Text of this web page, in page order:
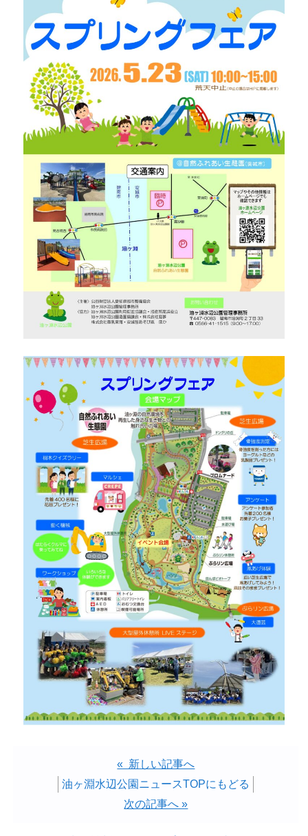
« 新しい記事へ
油ヶ淵水辺公園ニュースTOPにもどる
次の記事へ »